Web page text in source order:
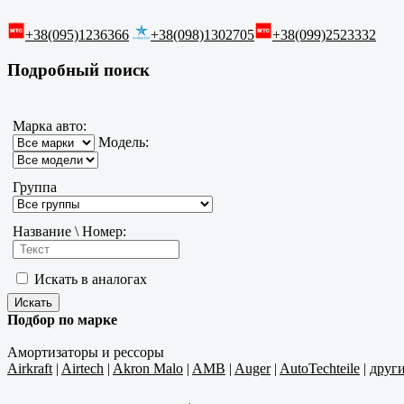
+38(095)1236366 +38(098)1302705 +38(099)2523332
Подробный поиск
Марка авто:
Модель:
Группа
Название \ Номер:
Искать в аналогах
Подбор по марке
Амортизаторы и рессоры
Airkraft| Airtech | Akron Malo | AMB | Auger| AutoTechteile |